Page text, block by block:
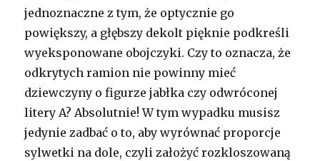
jednoznaczne z tym, że optycznie go
powiększy, a głębszy dekolt pięknie podkreśli
wyeksponowane obojczyki. Czy to oznacza, że
odkrytych ramion nie powinny mieć
dziewczyny o figurze jabłka czy odwróconej
litery A? Absolutnie! W tym wypadku musisz
jedynie zadbać o to, aby wyrównać proporcje
sylwetki na dole, czyli założyć rozkloszowaną